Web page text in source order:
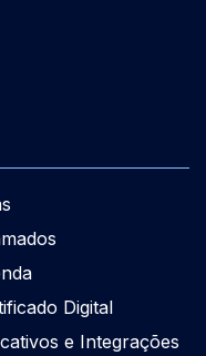
Digital
e Integrações